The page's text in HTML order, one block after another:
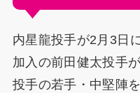
内星龍投手が2月3日
加入の前田健太投手
投手の若手・中堅陣